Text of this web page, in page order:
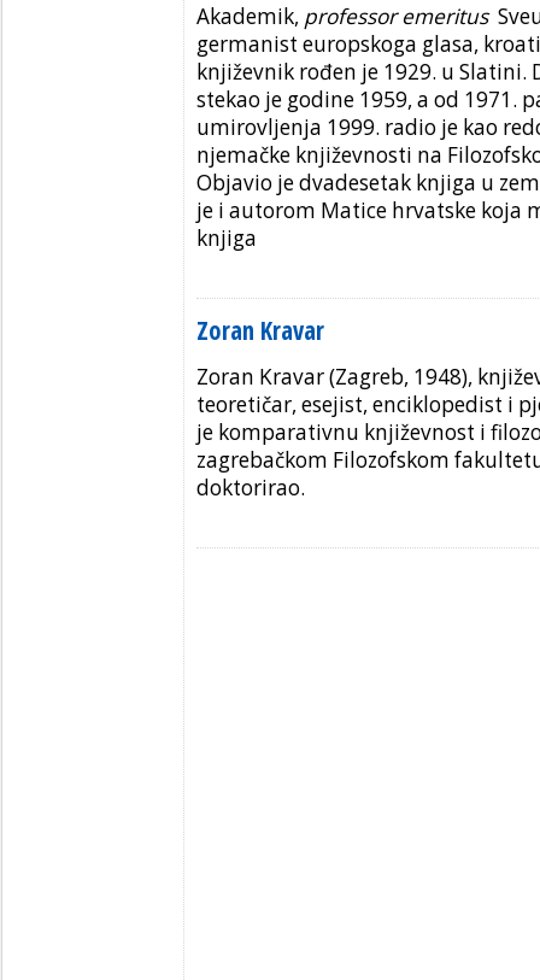
Akademik, professor emeritus
germanist europskoga glasa,
književnik rođen je 1929. u Slatini.
stekao je godine 1959, a od 1971.
umirovljenja 1999. radio je kao
njemačke književnosti na
Objavio je dvadesetak knjiga u
je i autorom Matice hrvatske koja
knjiga
Zoran Kravar
Zoran Kravar (Zagreb, 1948),
teoretičar, esejist, enciklopedist i
je komparativnu književnost i
zagrebačkom Filozofskom
doktorirao.